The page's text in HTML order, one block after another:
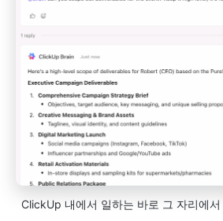
ClickUp 내에서 일하는 바로 그 자리에